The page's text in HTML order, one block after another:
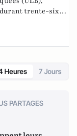
trente-six
de l'énergie
livres.
Heures 7 Jours
PARTAGES